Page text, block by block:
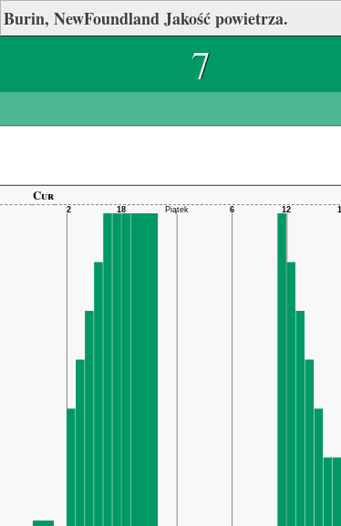
Burin, NewFoundland Jakość powietrza.
7
Cur